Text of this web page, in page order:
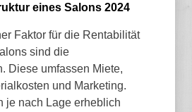
eines Salons 2024
Faktor für die Rentabilität
sind die
Diese umfassen Miete,
und Marketing.
je nach Lage erheblich